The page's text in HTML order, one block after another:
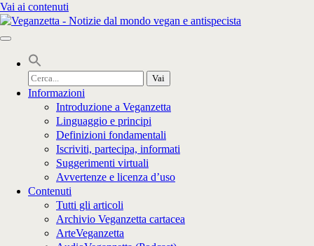
Vai ai contenuti
Cerca
per:
Informazioni
Introduzione a Veganzetta
Linguaggio e principi
Definizioni fondamentali
Iscriviti, partecipa, informati
Suggerimenti virtuali
Avvertenze e licenza d’uso
Contenuti
Tutti gli articoli
Archivio Veganzetta cartacea
ArteVeganzetta